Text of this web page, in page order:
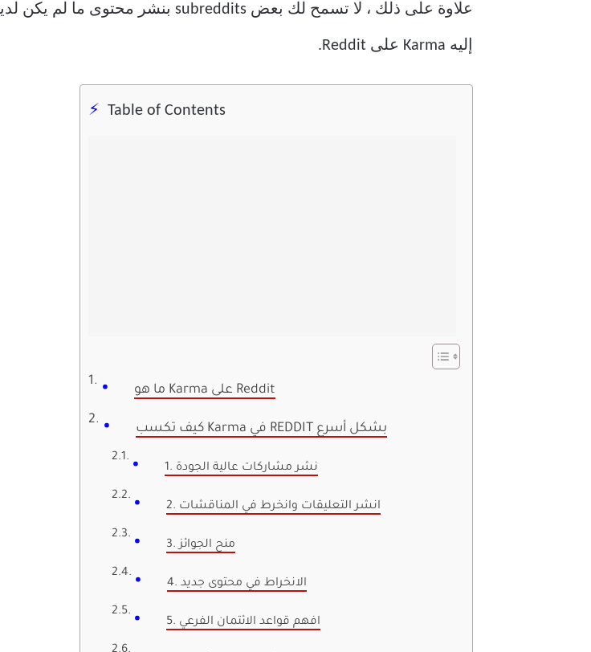
إليه Karma على Reddit.
Table of Contents
ما هو Karma على Reddit
كيف تكسب Karma في REDDIT بشكل أسرع
1. نشر مشاركات عالية الجودة
2. انشر التعليقات وانخرط في المناقشات
3. منح الجوائز
4. الانخراط في محتوى جديد
5. افهم قواعد الائتمان الفرعي